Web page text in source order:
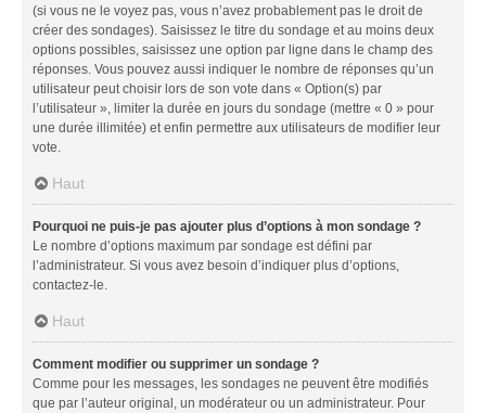
(si vous ne le voyez pas, vous n’avez probablement pas le droit de
créer des sondages). Saisissez le titre du sondage et au moins deux
options possibles, saisissez une option par ligne dans le champ des
réponses. Vous pouvez aussi indiquer le nombre de réponses qu’un
utilisateur peut choisir lors de son vote dans « Option(s) par
l’utilisateur », limiter la durée en jours du sondage (mettre « 0 » pour
une durée illimitée) et enfin permettre aux utilisateurs de modifier leur
vote.
Haut
Pourquoi ne puis-je pas ajouter plus d’options à mon sondage ?
Le nombre d’options maximum par sondage est défini par
l’administrateur. Si vous avez besoin d’indiquer plus d’options,
contactez-le.
Haut
Comment modifier ou supprimer un sondage ?
Comme pour les messages, les sondages ne peuvent être modifiés
que par l’auteur original, un modérateur ou un administrateur. Pour